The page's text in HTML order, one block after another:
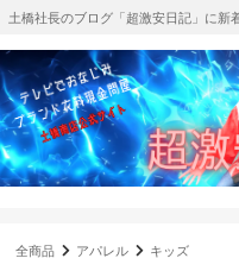
土橋社長のブログ「超激安日記」に新
全商品 アパレル キッズ